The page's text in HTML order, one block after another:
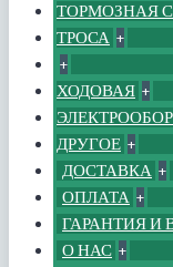
ТОРМОЗНАЯ
ТРОСА +
+
ХОДОВАЯ +
ДРУГОЕ +
ДОСТАВКА +
ОПЛАТА +
ГАРАНТИЯ И
О НАС +